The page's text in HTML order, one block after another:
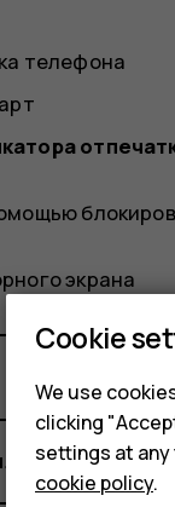
телефона
экрана
семьи
Cookie
We use
clicking
settings at
cookie policy.